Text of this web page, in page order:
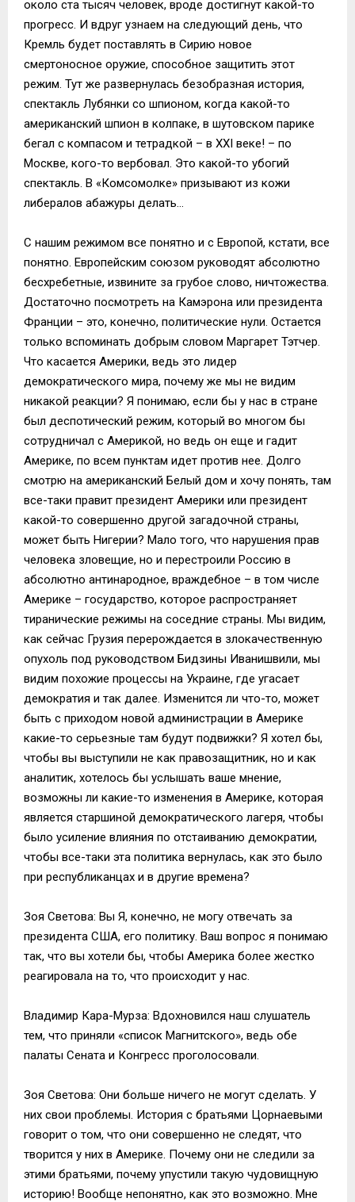
около ста тысяч человек, вроде достигнут какой-то
прогресс. И вдруг узнаем на следующий день, что
Кремль будет поставлять в Сирию новое
смертоносное оружие, способное защитить этот
режим. Тут же развернулась безобразная история,
спектакль Лубянки со шпионом, когда какой-то
американский шпион в колпаке, в шутовском парике
бегал с компасом и тетрадкой – в XXI веке! – по
Москве, кого-то вербовал. Это какой-то убогий
спектакль. В «Комсомолке» призывают из кожи
либералов абажуры делать…
С нашим режимом все понятно и с Европой, кстати, все
понятно. Европейским союзом руководят абсолютно
бесхребетные, извините за грубое слово, ничтожества.
Достаточно посмотреть на Камэрона или президента
Франции – это, конечно, политические нули. Остается
только вспоминать добрым словом Маргарет Тэтчер.
Что касается Америки, ведь это лидер
демократического мира, почему же мы не видим
никакой реакции? Я понимаю, если бы у нас в стране
был деспотический режим, который во многом бы
сотрудничал с Америкой, но ведь он еще и гадит
Америке, по всем пунктам идет против нее. Долго
смотрю на американский Белый дом и хочу понять, там
все-таки правит президент Америки или президент
какой-то совершенно другой загадочной страны,
может быть Нигерии? Мало того, что нарушения прав
человека зловещие, но и перестроили Россию в
абсолютно антинародное, враждебное – в том числе
Америке – государство, которое распространяет
тиранические режимы на соседние страны. Мы видим,
как сейчас Грузия перерождается в злокачественную
опухоль под руководством Бидзины Иванишвили, мы
видим похожие процессы на Украине, где угасает
демократия и так далее. Изменится ли что-то, может
быть с приходом новой администрации в Америке
какие-то серьезные там будут подвижки? Я хотел бы,
чтобы вы выступили не как правозащитник, но и как
аналитик, хотелось бы услышать ваше мнение,
возможны ли какие-то изменения в Америке, которая
является старшиной демократического лагеря, чтобы
было усиление влияния по отстаиванию демократии,
чтобы все-таки эта политика вернулась, как это было
при республиканцах и в другие времена?
Зоя Светова: Вы Я, конечно, не могу отвечать за
президента США, его политику. Ваш вопрос я понимаю
так, что вы хотели бы, чтобы Америка более жестко
реагировала на то, что происходит у нас.
Владимир Кара-Мурза: Вдохновился наш слушатель
тем, что приняли «список Магнитского», ведь обе
палаты Сената и Конгресс проголосовали.
Зоя Светова: Они больше ничего не могут сделать. У
них свои проблемы. История с братьями Цорнаевыми
говорит о том, что они совершенно не следят, что
творится у них в Америке. Почему они не следили за
этими братьями, почему упустили такую чудовищную
историю! Вообще непонятно, как это возможно. Мне